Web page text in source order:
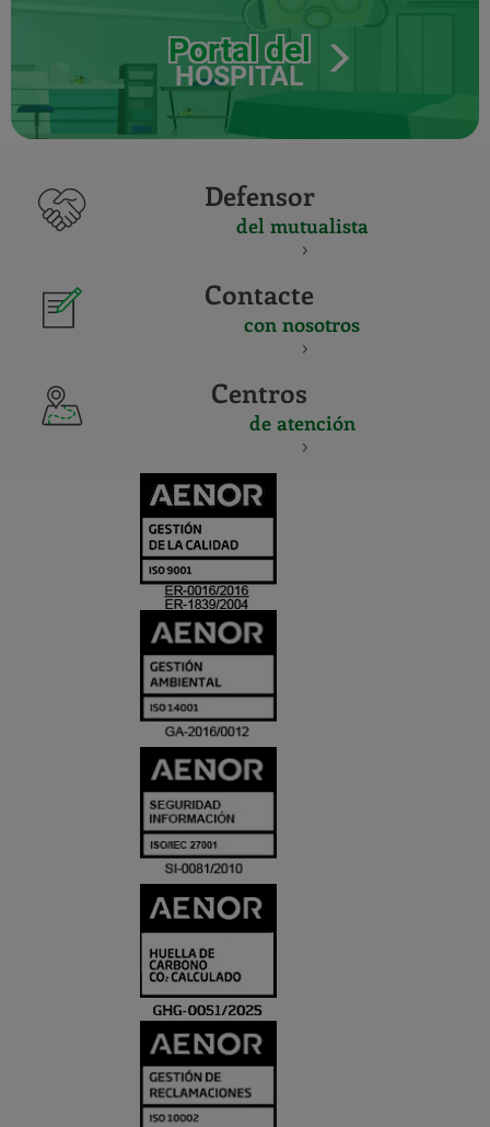
Portal del
HOSPITAL
Defensor
del mutualista
Contacte
con nosotros
Centros
de atención